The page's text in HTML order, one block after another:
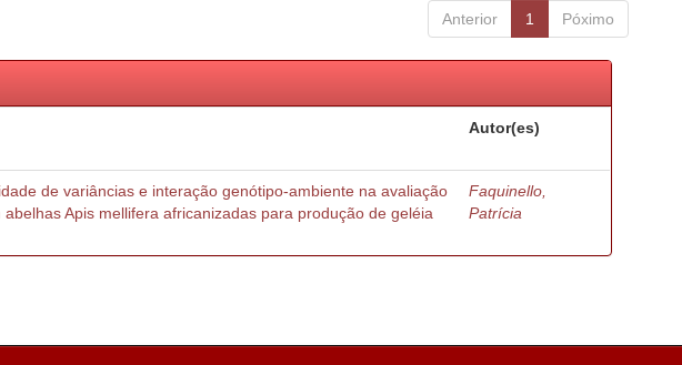
Anterior 1 Póximo
Autor(es)
de variâncias e interação genótipo-ambiente na avaliação
abelhas Apis mellifera africanizadas para produção de geléia
Faquinello,
Patrícia